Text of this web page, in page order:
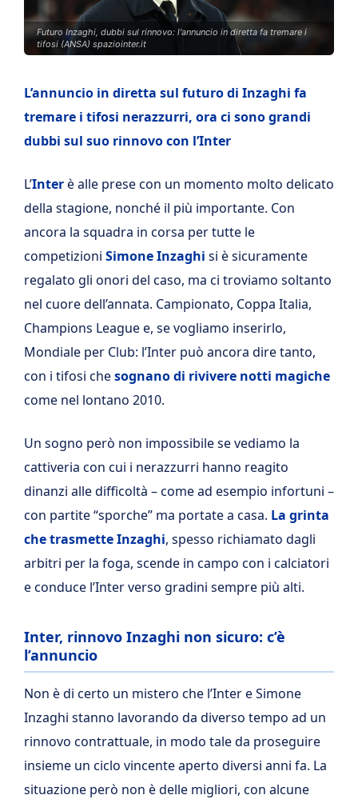
Futuro Inzaghi, dubbi sul rinnovo: l'annuncio in diretta fa tremare i
tifosi (ANSA) spaziointer.it
L’annuncio in diretta sul futuro di Inzaghi fa
tremare i tifosi nerazzurri, ora ci sono grandi
dubbi sul suo rinnovo con l’Inter
L’Interè alle prese con un momento molto delicato
della stagione, nonché il più importante. Con
ancora la squadra in corsa per tutte le
competizioni Simone Inzaghi si è sicuramente
regalato gli onori del caso, ma ci troviamo soltanto
nel cuore dell’annata. Campionato, Coppa Italia,
Champions League e, se vogliamo inserirlo,
Mondiale per Club: l’Inter può ancora dire tanto,
con i tifosi chesognano di rivivere notti magiche
come nel lontano 2010.
Un sogno però non impossibile se vediamo la
cattiveria con cui i nerazzurri hanno reagito
dinanzi alle difficoltà – come ad esempio infortuni –
con partite “sporche” ma portate a casa. La grinta
che trasmette Inzaghi, spesso richiamato dagli
arbitri per la foga, scende in campo con i calciatori
e conduce l’Inter verso gradini sempre più alti.
Inter, rinnovo Inzaghi non sicuro: c’è
l’annuncio
Non è di certo un mistero che l’Inter e Simone
Inzaghi stanno lavorando da diverso tempo ad un
rinnovo contrattuale, in modo tale da proseguire
insieme un ciclo vincente aperto diversi anni fa. La
situazione però non è delle migliori, con alcune